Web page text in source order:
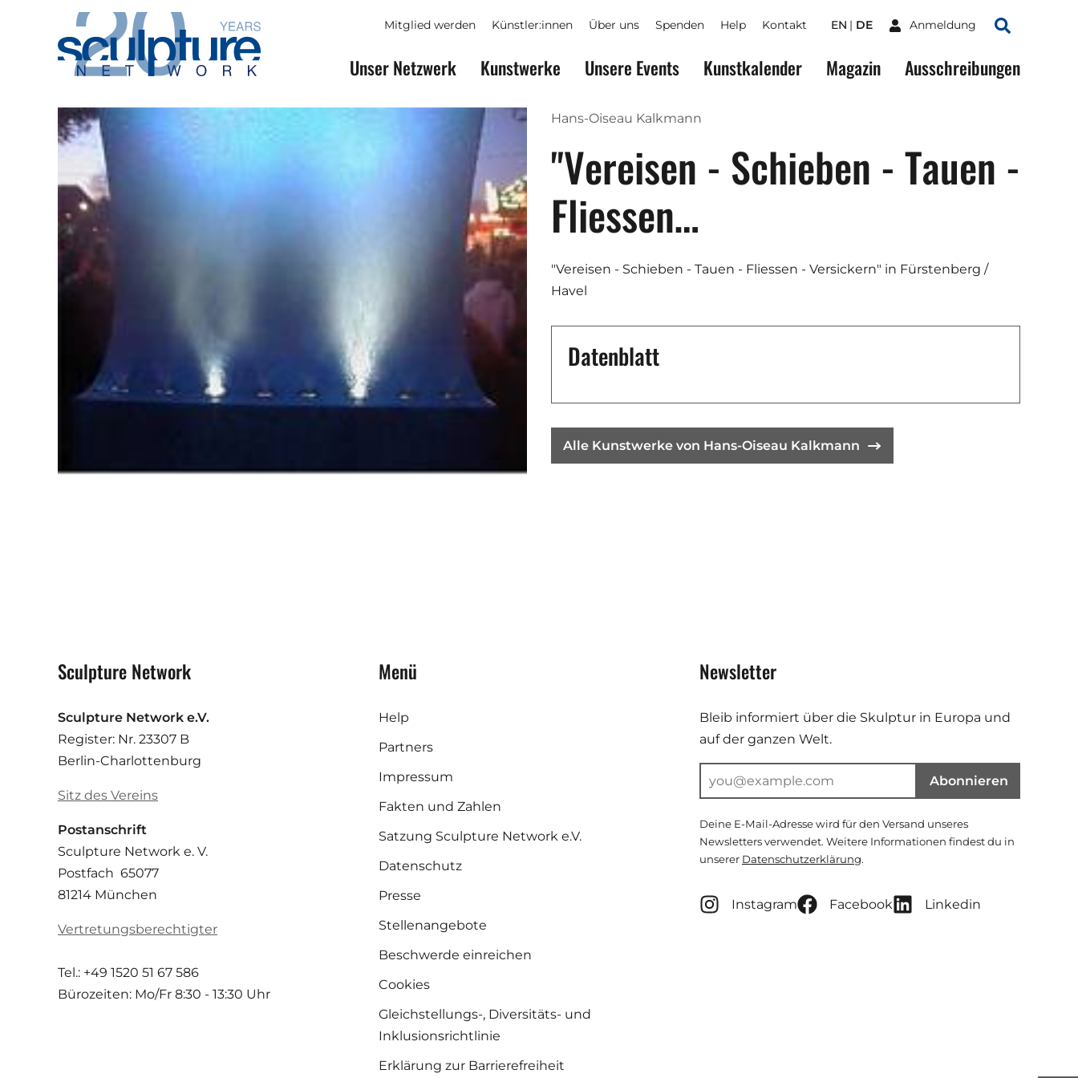
Skip to main content
Mitglied werden Künstler:innen Über uns Spenden Help Kontakt EN DE Anmeldung
Suchen
Unser Netzwerk Kunstwerke Unsere Events Kunstkalender Magazin Ausschreibungen
Hans-Oiseau Kalkmann
"Vereisen - Schieben - Tauen -
Fliessen…
"Vereisen - Schieben - Tauen - Fliessen - Versickern" in Fürstenberg /
Havel
Datenblatt
Alle Kunstwerke von Hans-Oiseau Kalkmann
Sculpture Network
Sculpture Network e.V.
Register: Nr. 23307 B
Berlin-Charlottenburg
Sitz des Vereins
Postanschrift
Sculpture Network e. V.
Postfach 65077
81214 München
Vertretungsberechtigter
Tel.: +49 1520 51 67 586
Bürozeiten: Mo/Fr 8:30 - 13:30 Uhr
Menü
Help
Partners
Impressum
Fakten und Zahlen
Satzung Sculpture Network e.V.
Datenschutz
Presse
Stellenangebote
Beschwerde einreichen
Cookies
Gleichstellungs-, Diversitäts- und
Inklusionsrichtlinie
Erklärung zur Barrierefreiheit
Newsletter
Bleib informiert über die Skulptur in Europa und
auf der ganzen Welt.
Abonnieren
Deine E-Mail-Adresse wird für den Versand unseres
Newsletters verwendet. Weitere Informationen findest du in
unserer Datenschutzerklärung.
Instagram Facebook Linkedin